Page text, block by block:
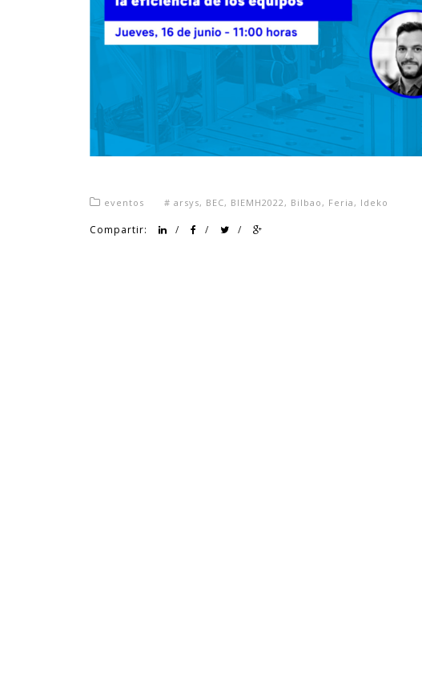
eventos # arsys, BEC, BIEMH2022 , Bilbao , Feria , Ideko
Compartir: / / /